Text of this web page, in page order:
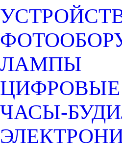
ЛАМПЫ
ЦИФРОВЫЕ
ЧАСЫ-